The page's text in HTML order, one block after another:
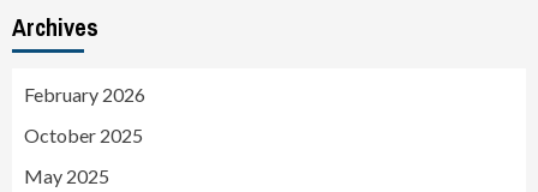
Archives
February 2026
October 2025
May 2025